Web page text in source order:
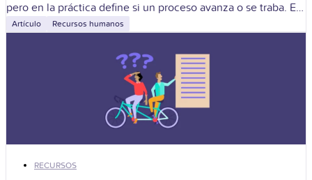
pero en la práctica define si un proceso avanza o se traba. En
laArtículo Recursos humanos
RECURSOS